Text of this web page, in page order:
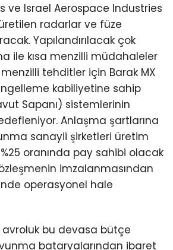
ve Israel Aerospace Industries
radarlar ve füze
Yapılandırılacak çok
ile kısa menzilli müdahaleler
tehditler için Barak MX
kabiliyetine sahip
Sapanı) sistemlerinin
Anlaşma şartlarına
sanayii şirketleri üretim
oranında pay sahibi olacak
imzalanmasından
operasyonel hale
avroluk bu devasa bütçe
bataryalarından ibaret